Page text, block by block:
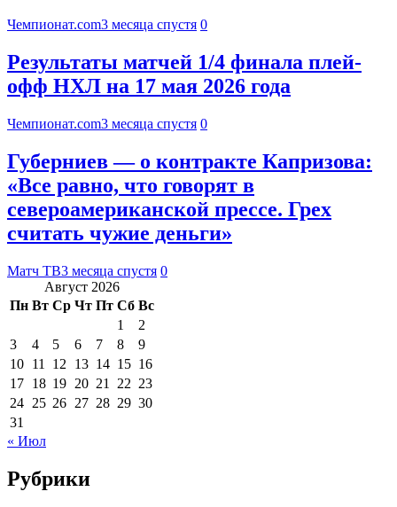
Чемпионат.com3 месяца спустя 0
Результаты матчей 1/4 финала плей-
офф НХЛ на 17 мая 2026 года
Чемпионат.com3 месяца спустя 0
Губерниев — о контракте Капризова:
«Все равно, что говорят в
североамериканской прессе. Грех
считать чужие деньги»
Матч ТВ3 месяца спустя 0
Август 2026
Пн Вт Ср Чт Пт Сб Вс
1
2
3
4 5 6 7 8
9
10 11 12 13 14 15 16
17 18 19 20 21 22 23
24 25 26 27 28 29 30
31
« Июл
Рубрики